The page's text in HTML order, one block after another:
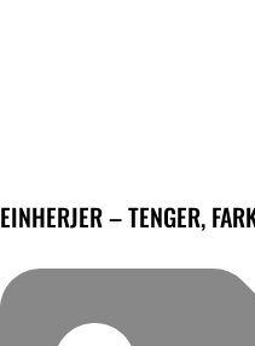
EINHERJER – TENGER,